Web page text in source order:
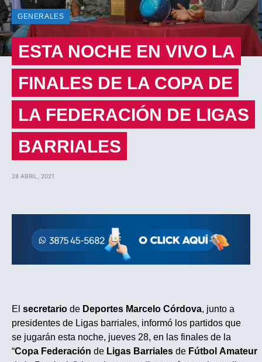
GENERALES
ESTA NOCHE EN VIVO LA
FINALES DE LA COPA DE
LA FEDERACIÓN DE LIGAS
BARRIALES
28 ABRIL, 2021
El secretario de Deportes Marcelo Córdova, junto a
presidentes de Ligas barriales, informó los partidos que
se jugarán esta noche, jueves 28, en las finales de la
“Copa Federación de Ligas Barriales de Fútbol Amateur